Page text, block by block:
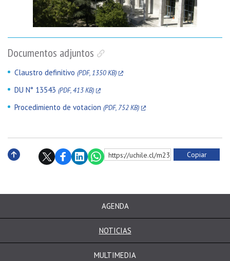
Documentos adjuntos
Claustro definitivo (PDF, 1350 KB)
DU N° 13543 (PDF, 413 KB)
Procedimiento de votacion (PDF, 752 KB)
https://uchile.cl/m239376 Copiar
AGENDA
NOTICIAS
MULTIMEDIA